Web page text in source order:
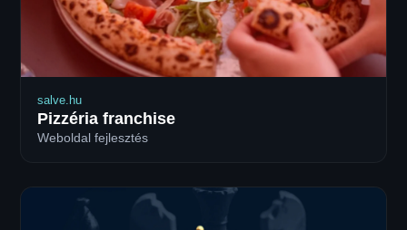
salve.hu
Pizzéria franchise
Weboldal fejlesztés